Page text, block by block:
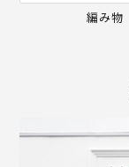
編み物